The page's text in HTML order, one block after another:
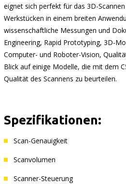
eignet sich perfekt für das 3D-
Werkstücken in einem breiten
wissenschaftliche Messungen und
Engineering, Rapid Prototyping, 3D-
Computer- und Roboter-Vision,
Blick auf einige Modelle, die mit dem
Qualität des Scannens zu beurteilen.
Spezifikationen:
Scan-Genauigkeit
Scanvolumen
Scanner-Steuerung